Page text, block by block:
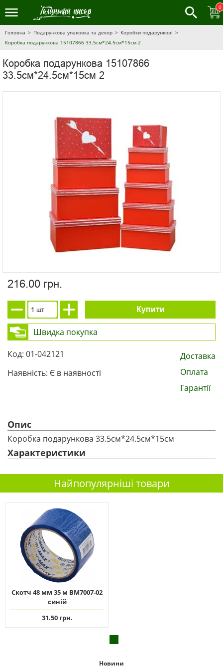
0
Головна Подарункова упаковка та декор
Коробки подарункові
Коробка подарункова 15107866 33.5см*24.5см*15см 2
Коробка подарункова 15107866
33.5см*24.5см*15см 2
216.00 грн.
Купити
Швидка покупка
Код: 01-042121
Наявність: Є в наявності
Доставка
Оплата
Гарантії
Опис
Коробка подарункова 33.5см*24.5см*15см
Характеристики
Найпопулярніші товари
Скотч 48 мм 35 м ВМ7007-02
синій
31.50 грн.
Новини